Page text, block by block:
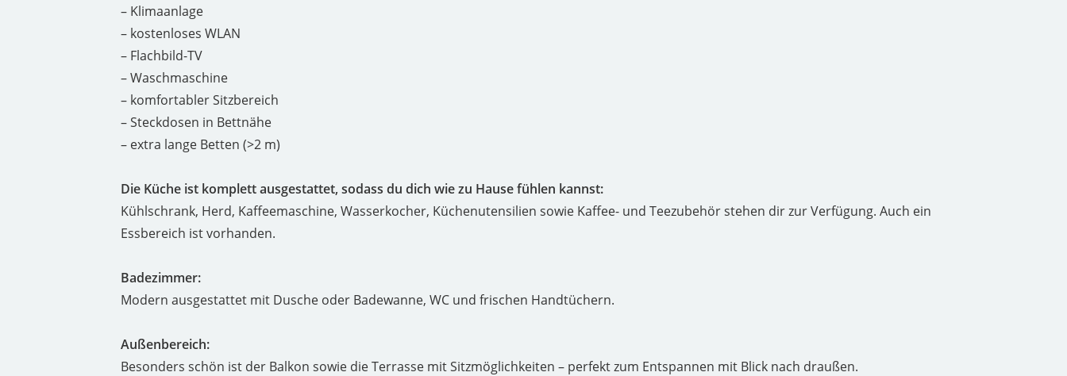
– Klimaanlage
– kostenloses WLAN
– Flachbild-TV
– Waschmaschine
– komfortabler Sitzbereich
– Steckdosen in Bettnähe
– extra lange Betten (>2 m)
Die Küche ist komplett ausgestattet, sodass du dich wie zu Hause fühlen kannst:
Kühlschrank, Herd, Kaffeemaschine, Wasserkocher, Küchenutensilien sowie Kaffee- und Teezubehör stehen dir zur Verfügung. Auch ein
Essbereich ist vorhanden.
Badezimmer:
Modern ausgestattet mit Dusche oder Badewanne, WC und frischen Handtüchern.
Außenbereich:
Besonders schön ist der Balkon sowie die Terrasse mit Sitzmöglichkeiten – perfekt zum Entspannen mit Blick nach draußen.